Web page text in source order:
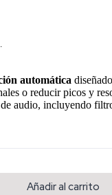
automática
o reducir picos y
audio, incluyendo
Añadir al carrito